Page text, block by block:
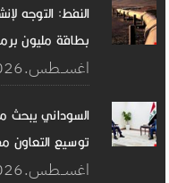
النفط: التوجه
بطاقة مليون
08 اغســطس.2026 - 3:14
السوداني يبحث
توسيع التعاون
08 اغســطس.2026 - 2:46